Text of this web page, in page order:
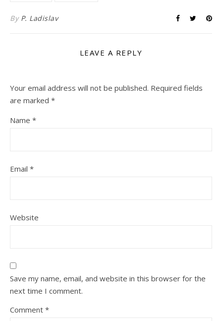
By P. Ladislav
LEAVE A REPLY
Your email address will not be published. Required fields
are marked *
Name *
Email *
Website
Save my name, email, and website in this browser for the
next time I comment.
Comment *